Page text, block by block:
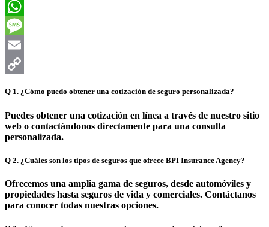
Q 1. ¿Cómo puedo obtener una cotización de seguro personalizada?
Puedes obtener una cotización en línea a través de nuestro sitio
web o contactándonos directamente para una consulta
personalizada.
Q 2. ¿Cuáles son los tipos de seguros que ofrece BPI Insurance Agency?
Ofrecemos una amplia gama de seguros, desde automóviles y
propiedades hasta seguros de vida y comerciales. Contáctanos
para conocer todas nuestras opciones.